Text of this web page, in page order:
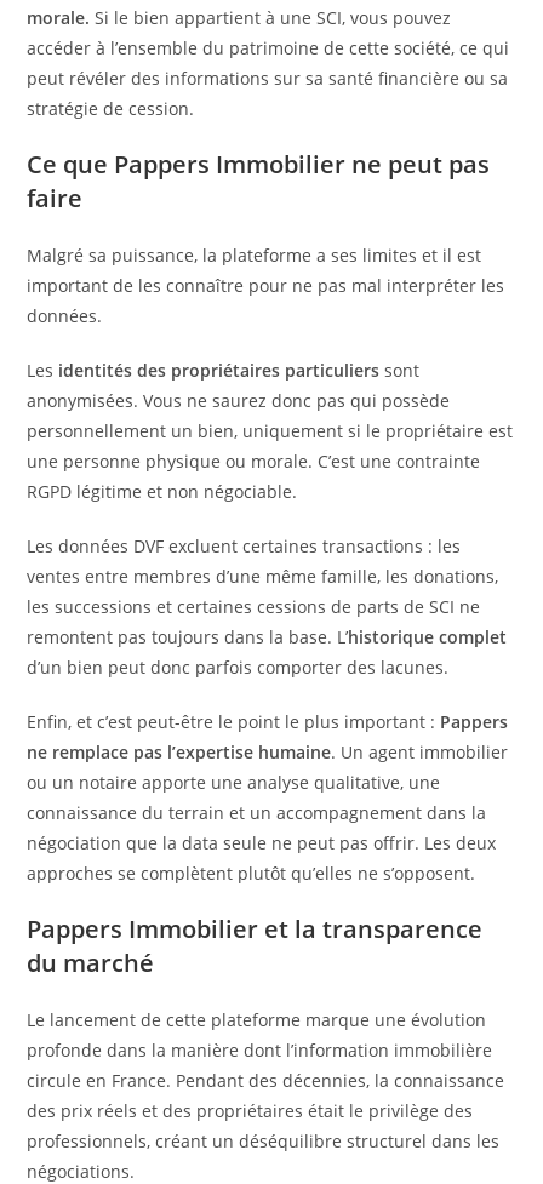
morale. Si le bien appartient à une SCI, vous pouvez
accéder à l’ensemble du patrimoine de cette société, ce qui
peut révéler des informations sur sa santé financière ou sa
stratégie de cession.
Ce que Pappers Immobilier ne peut pas
faire ️
Malgré sa puissance, la plateforme a ses limites et il est
important de les connaître pour ne pas mal interpréter les
données.
Les identités des propriétaires particuliers sont
anonymisées. Vous ne saurez donc pas qui possède
personnellement un bien, uniquement si le propriétaire est
une personne physique ou morale. C’est une contrainte
RGPD légitime et non négociable.
Les données DVF excluent certaines transactions : les
ventes entre membres d’une même famille, les donations,
les successions et certaines cessions de parts de SCI ne
remontent pas toujours dans la base. L’historique complet
d’un bien peut donc parfois comporter des lacunes.
Enfin, et c’est peut-être le point le plus important : Pappers
ne remplace pas l’expertise humaine. Un agent immobilier
ou un notaire apporte une analyse qualitative, une
connaissance du terrain et un accompagnement dans la
négociation que la data seule ne peut pas offrir. Les deux
approches se complètent plutôt qu’elles ne s’opposent.
Pappers Immobilier et la transparence
du marché
Le lancement de cette plateforme marque une évolution
profonde dans la manière dont l’information immobilière
circule en France. Pendant des décennies, la connaissance
des prix réels et des propriétaires était le privilège des
professionnels, créant un déséquilibre structurel dans les
négociations.